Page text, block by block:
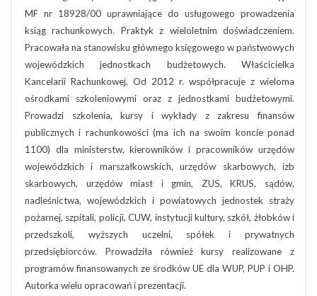
MF nr 18928/00 uprawniające do usługowego prowadzenia
ksiąg rachunkowych. Praktyk z wieloletnim doświadczeniem.
Pracowała na stanowisku głównego księgowego w państwowych
wojewódzkich jednostkach budżetowych. Właścicielka
Kancelarii Rachunkowej. Od 2012 r. współpracuje z wieloma
ośrodkami szkoleniowymi oraz z jednostkami budżetowymi.
Prowadzi szkolenia, kursy i wykłady z zakresu finansów
publicznych i rachunkowości (ma ich na swoim koncie ponad
1100) dla ministerstw, kierowników i pracowników urzędów
wojewódzkich i marszałkowskich, urzędów skarbowych, izb
skarbowych, urzędów miast i gmin, ZUS, KRUS, sądów,
nadleśnictwa, wojewódzkich i powiatowych jednostek straży
pożarnej, szpitali, policji, CUW, instytucji kultury, szkół, żłobków i
przedszkoli, wyższych uczelni, spółek i prywatnych
przedsiębiorców. Prowadziła również kursy realizowane z
programów finansowanych ze środków UE dla WUP, PUP i OHP.
Autorka wielu opracowań i prezentacji.